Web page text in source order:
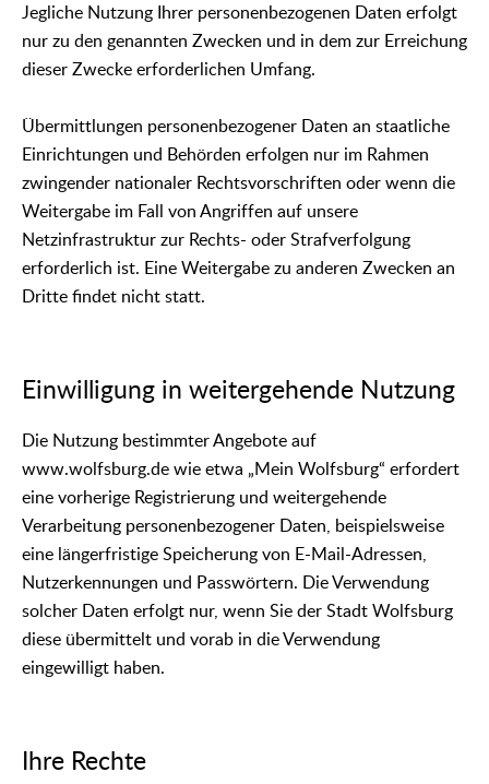
Jegliche Nutzung Ihrer personenbezogenen Daten erfolgt
nur zu den genannten Zwecken und in dem zur Erreichung
dieser Zwecke erforderlichen Umfang.
Übermittlungen personenbezogener Daten an staatliche
Einrichtungen und Behörden erfolgen nur im Rahmen
zwingender nationaler Rechtsvorschriften oder wenn die
Weitergabe im Fall von Angriffen auf unsere
Netzinfrastruktur zur Rechts- oder Strafverfolgung
erforderlich ist. Eine Weitergabe zu anderen Zwecken an
Dritte findet nicht statt.
Einwilligung in weitergehende Nutzung
Die Nutzung bestimmter Angebote auf
www.wolfsburg.de wie etwa „Mein Wolfsburg“ erfordert
eine vorherige Registrierung und weitergehende
Verarbeitung personenbezogener Daten, beispielsweise
eine längerfristige Speicherung von E-Mail-Adressen,
Nutzerkennungen und Passwörtern. Die Verwendung
solcher Daten erfolgt nur, wenn Sie der Stadt Wolfsburg
diese übermittelt und vorab in die Verwendung
eingewilligt haben.
Ihre Rechte